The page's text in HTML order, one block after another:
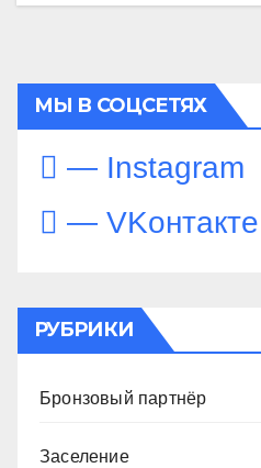
МЫ В СОЦСЕТЯХ
— Instagram
— VKонтакте
РУБРИКИ
Бронзовый партнёр
Заселение